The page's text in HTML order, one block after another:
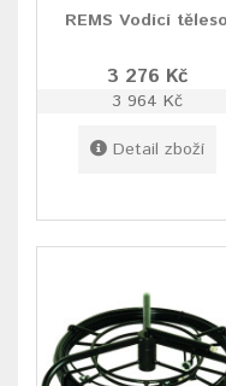
REMS Vodící těleso
3 276 Kč
3 964 Kč
Detail zboží